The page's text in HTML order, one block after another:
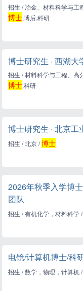
招生 / 冶金、材料科学与工
博士,博后,科研
博士研究生 · 西湖
招生 / 材料科学与工程、高
博士,科研
博士研究生 · 北京
招生 / 北京 /博士
2026年秋季入学博
团队
招生 / 有机化学，材料科学
电镜/计算机博士/科
招生 / 数学，物理，计算机